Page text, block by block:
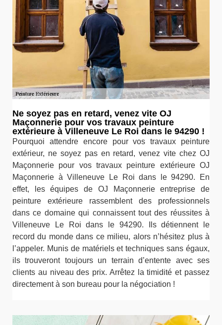
Ne soyez pas en retard, venez vite OJ
Maçonnerie pour vos travaux peinture
extérieure à Villeneuve Le Roi dans le 94290 !
Pourquoi attendre encore pour vos travaux peinture
extérieur, ne soyez pas en retard, venez vite chez OJ
Maçonnerie pour vos travaux peinture extérieure OJ
Maçonnerie à Villeneuve Le Roi dans le 94290. En
effet, les équipes de OJ Maçonnerie entreprise de
peinture extérieure rassemblent des professionnels
dans ce domaine qui connaissent tout des réussites à
Villeneuve Le Roi dans le 94290. Ils détiennent le
record du monde dans ce milieu, alors n’hésitez plus à
l’appeler. Munis de matériels et techniques sans égaux,
ils trouveront toujours un terrain d’entente avec ses
clients au niveau des prix. Arrêtez la timidité et passez
directement à son bureau pour la négociation !